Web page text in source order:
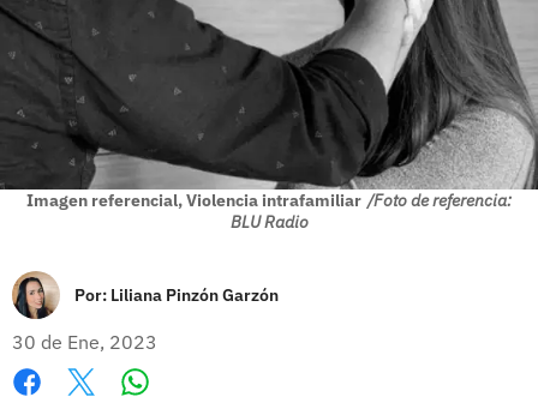
Imagen referencial, Violencia intrafamiliar /Foto de referencia:
BLU Radio
Por: Liliana Pinzón Garzón
30 de Ene, 2023